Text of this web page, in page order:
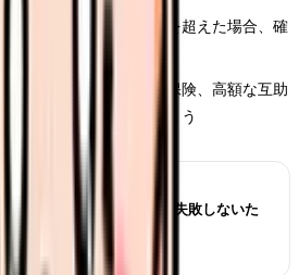
年間の医療費が10万円を超えた場合、確
られます
す：
使っていない共済保険、高額な互助
蓄がないか確認しましょう
看護師転職の完全ガイド｜失敗しないた